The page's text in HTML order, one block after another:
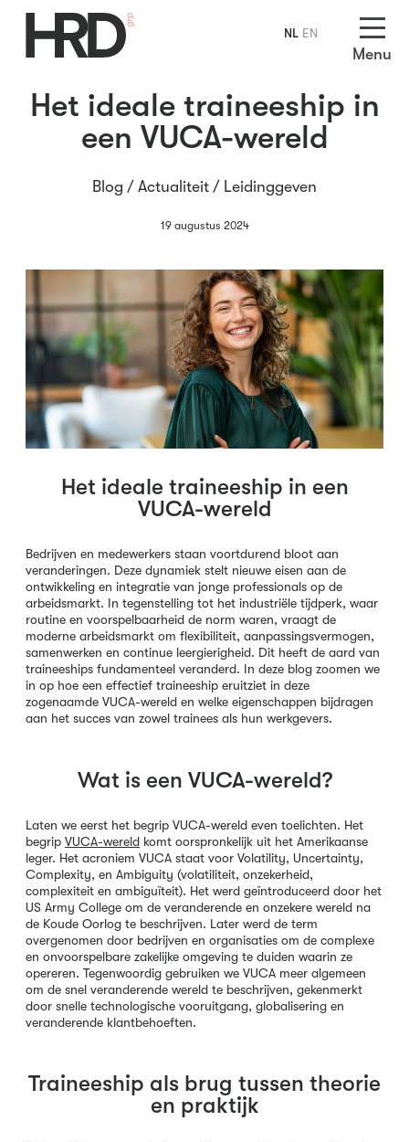
Menu
Het ideale traineeship in
een VUCA-wereld
Blog / Actualiteit / Leidinggeven
19 augustus 2024
Het ideale traineeship in een
VUCA-wereld
Bedrijven en medewerkers staan voortdurend bloot aan
veranderingen. Deze dynamiek stelt nieuwe eisen aan de
ontwikkeling en integratie van jonge professionals op de
arbeidsmarkt. In tegenstelling tot het industriële tijdperk, waar
routine en voorspelbaarheid de norm waren, vraagt de
moderne arbeidsmarkt om flexibiliteit, aanpassingsvermogen,
samenwerken en continue leergierigheid. Dit heeft de aard van
traineeships fundamenteel veranderd. In deze blog zoomen we
in op hoe een effectief traineeship eruitziet in deze
zogenaamde VUCA-wereld en welke eigenschappen bijdragen
aan het succes van zowel trainees als hun werkgevers.
Wat is een VUCA-wereld?
Laten we eerst het begrip VUCA-wereld even toelichten. Het
begrip VUCA-wereld komt oorspronkelijk uit het Amerikaanse
leger. Het acroniem VUCA staat voor Volatility, Uncertainty,
Complexity, en Ambiguity (volatiliteit, onzekerheid,
complexiteit en ambiguïteit). Het werd geïntroduceerd door het
US Army College om de veranderende en onzekere wereld na
de Koude Oorlog te beschrijven. Later werd de term
overgenomen door bedrijven en organisaties om de complexe
en onvoorspelbare zakelijke omgeving te duiden waarin ze
opereren. Tegenwoordig gebruiken we VUCA meer algemeen
om de snel veranderende wereld te beschrijven, gekenmerkt
door snelle technologische vooruitgang, globalisering en
veranderende klantbehoeften.
Traineeship als brug tussen theorie
en praktijk
NL EN